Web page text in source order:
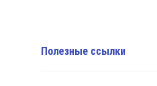
Полезные ссылки